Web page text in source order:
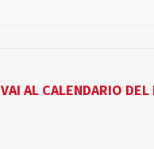
VAI AL CALENDARIO DEL